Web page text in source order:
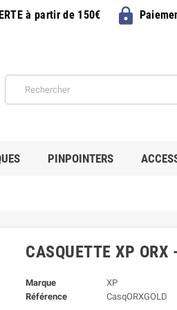
à partir de 150€ lock
PINPOINTERS
CASQUETTE XP ORX
Marque
XP
Référence
CasqORXGOLD